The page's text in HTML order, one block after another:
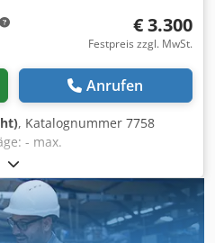
€ 3.300
Festpreis zzgl. MwSt.
Anrufen
, Katalognummer 7758
- max.
- Spindel: 30 mm - Spindel
vorne/hinten,
Tvopfx Aipja -
kW - Absaugstutzen-
- Zapfenspindel: -